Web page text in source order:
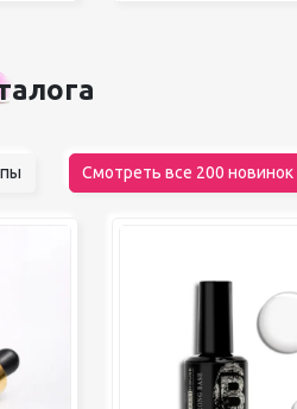
Смотреть все 200 новинок